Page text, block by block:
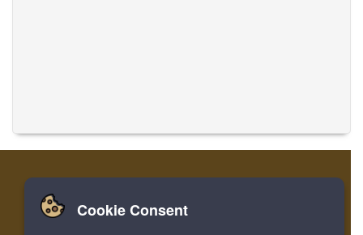
Zuhause Einloggen
Cookie Consent